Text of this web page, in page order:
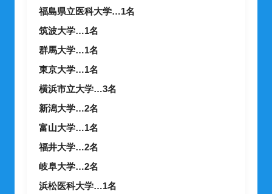
福島県立医科大学…1名
筑波大学…1名
群馬大学…1名
東京大学…1名
横浜市立大学…3名
新潟大学…2名
富山大学…1名
福井大学…2名
岐阜大学…2名
浜松医科大学…1名